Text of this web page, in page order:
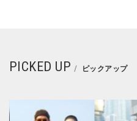
PICKED UP ピックアップ